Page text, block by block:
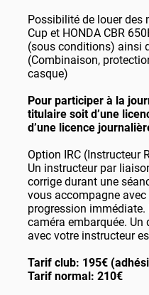
Possibilité de louer des
Cup et HONDA CBR
(sous conditions) ainsi
(Combinaison,
casque)
Pour participer à la
titulaire soit d’une
d’une licence
Option IRC (Instructeur
Un instructeur par
corrige durant une
vous accompagne
progression immédiate.
caméra embarquée. Un
avec votre instructeur
Tarif club: 195€
Tarif normal: 210€